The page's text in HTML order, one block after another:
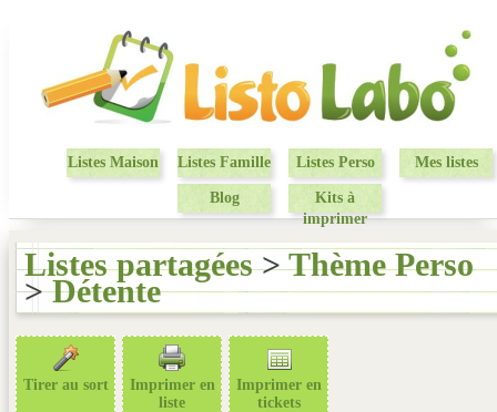
Listes Maison Listes Famille Listes Perso Mes listes
Blog
Kits à
imprimer
Listes partagées>Thème Perso
>Détente
Tirer au sort
Imprimer en
liste
Imprimer en
tickets